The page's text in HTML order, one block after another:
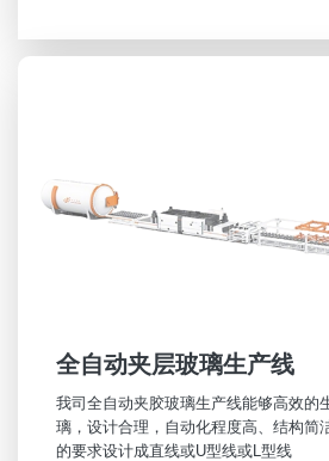
全自动夹层玻璃生产线
我司全自动夹胶玻璃生产线能够高效的
璃，设计合理，自动化程度高、结构简
的要求设计成直线或U型线或L型线